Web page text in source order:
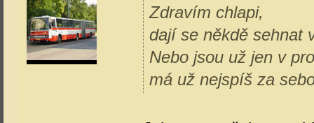
Zdravím chlapi,
dají se někdě sehnat
Nebo jsou už jen v
má už nejspíš za